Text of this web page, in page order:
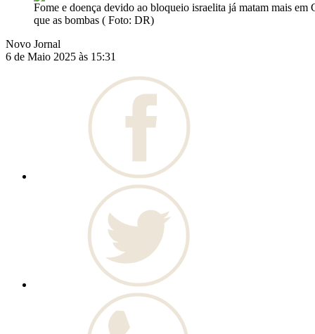
Fome e doença devido ao bloqueio israelita já matam mais em
que as bombas ( Foto: DR)
Novo Jornal
6 de Maio 2025 às 15:31